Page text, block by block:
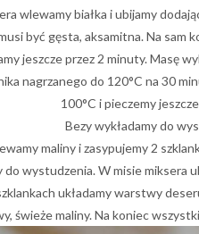
wlewamy białka i ubijamy
być gęsta, aksamitna. Na sam
jeszcze przez 2 minuty. Masę
nagrzanego do 120°C na 30
100°C i pieczemy
Bezy wykładamy do
maliny i zasypujemy 2
wystudzenia. W misie miksera
układamy warstwy
świeże maliny. Na koniec